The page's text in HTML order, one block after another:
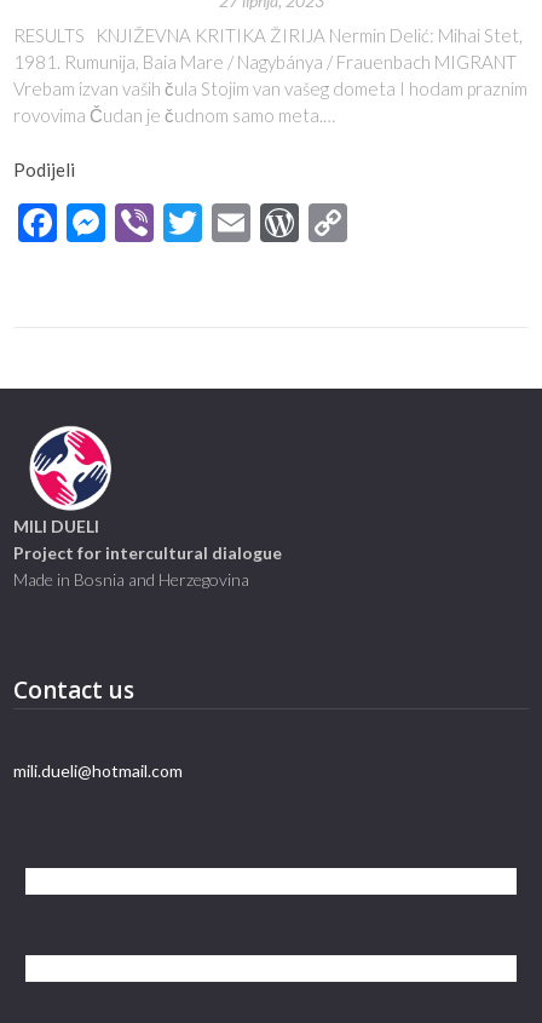
RESULTS KNJIŽEVNA KRITIKA ŽIRIJA Nermin Delić: Mihai Stet,
1981. Rumunija, Baia Mare / Nagybánya / Frauenbach MIGRANT
Vrebam izvan vaših čula Stojim van vašeg dometa I hodam praznim
rovovima Čudan je čudnom samo meta.…
Podijeli
Facebook
Messenger
ViberTwitter
EmailWordPress
MILI DUELI
Project for intercultural dialogue
Made in Bosnia and Herzegovina
Contact us
mili.dueli@hotmail.com